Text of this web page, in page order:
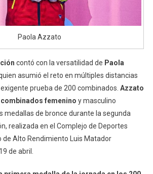
Paola Azzato
contó con la versatilidad de Paola
asumió el reto en múltiples distancias
prueba de 200 combinados. Azzato
femenino y masculino
medallas de bronce durante la segunda
realizada en el Complejo de Deportes
de Alto Rendimiento Luis Matador
de abril.